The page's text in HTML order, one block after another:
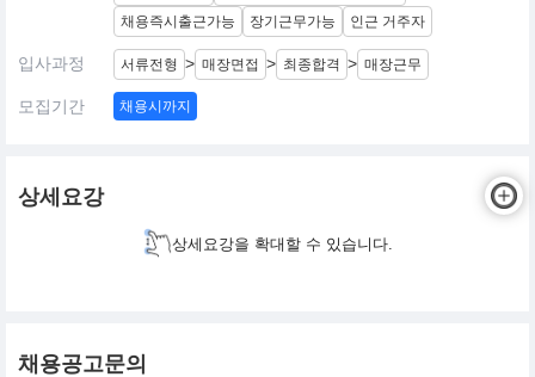
채용즉시출근가능
장기근무가능 인근 거주자
입사과정 서류전형 > 매장면접 > 최종합격 > 매장근무
모집기간 채용시까지
상세요강
상세요강을 확대할 수 있습니다.
채용공고문의